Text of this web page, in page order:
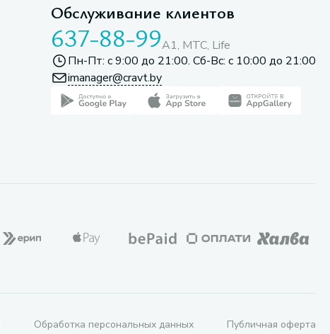
Обслуживание клиентов
637-88-99A1, МТС, Life
Пн-Пт: с 9:00 до 21:00. Сб-Вс: с 10:00 до 21:00
imanager@cravt.by
Обработка персональных данных Публичная оферта